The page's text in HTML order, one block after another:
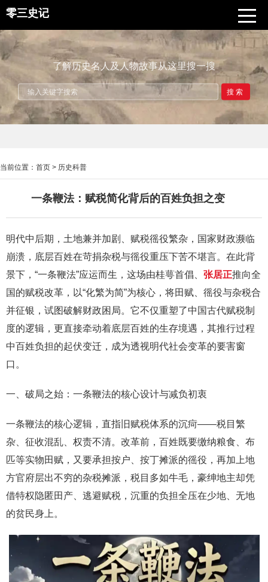
零三史记
了解历史名人及人物故事从这里搜一搜
搜索
当前位置： 首页 > 历史科普
一条鞭法：赋税简化背后的百姓负担之变
明代中后期，土地兼并加剧、赋税徭役繁杂，国家财政濒临
崩溃，底层百姓在苛捐杂税与徭役重压下苦不堪言。在此背
景下，“一条鞭法”应运而生，这场由桂萼首倡、 张居正推向全
国的赋税改革，以“化繁为简”为核心，将田赋、徭役与杂税合
并征银，试图破解财政困局。它不仅重塑了中国古代赋税制
度的逻辑，更直接牵动着底层百姓的生存境遇，其推行过程
中百姓负担的起伏变迁，成为透视明代社会变革的要害窗
口。
一、破局之始：一条鞭法的核心设计与减负初衷
一条鞭法的核心逻辑，直指旧赋税体系的沉疴——税目繁
杂、征收混乱、权责不清。改革前，百姓既要缴纳粮食、布
匹等实物田赋，又要承担按户、按丁摊派的徭役，再加上地
方官府层出不穷的杂税摊派，税目多如牛毛，豪绅地主却凭
借特权隐匿田产、逃避赋税，沉重的负担全压在少地、无地
的贫民身上。